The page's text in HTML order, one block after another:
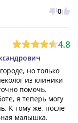
0
4.8
но только
из клиники
помочь.
я теперь могу
К тому же, после
малышка.